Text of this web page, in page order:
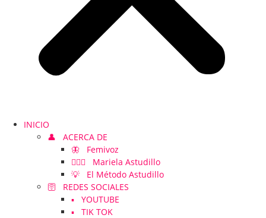
INICIO
👤 ACERCA DE
🦋 Femivoz
👱🏻‍♀️ Mariela Astudillo
💡 El Método Astudillo
🛜 REDES SOCIALES
▪️ YOUTUBE
▪️ TIK TOK